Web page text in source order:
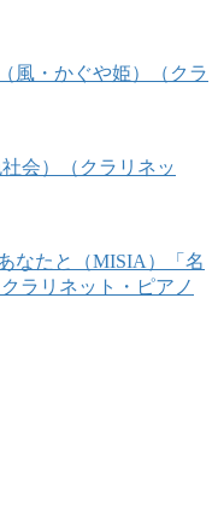
風・かぐや姫）（クラ
会）（クラリネッ
なたと（MISIA）「名
ラリネット・ピアノ